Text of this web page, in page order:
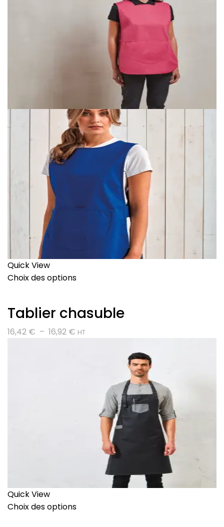
Quick View
Choix des options
Tablier chasuble
16,42 € – 16,92 € Plage
HT
Quick View
Choix des options